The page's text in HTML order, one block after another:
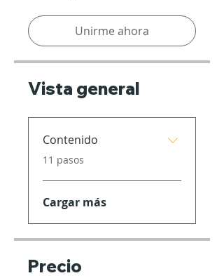
Unirme ahora
Vista general
Contenido
.11 pasos
Cargar más
Precio